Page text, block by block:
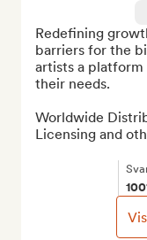
Redefining
barriers for the
artists a
their needs.
Worldwide
Licensing and